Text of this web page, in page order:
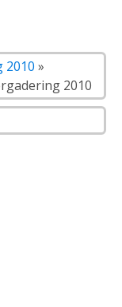
2010 »
2010